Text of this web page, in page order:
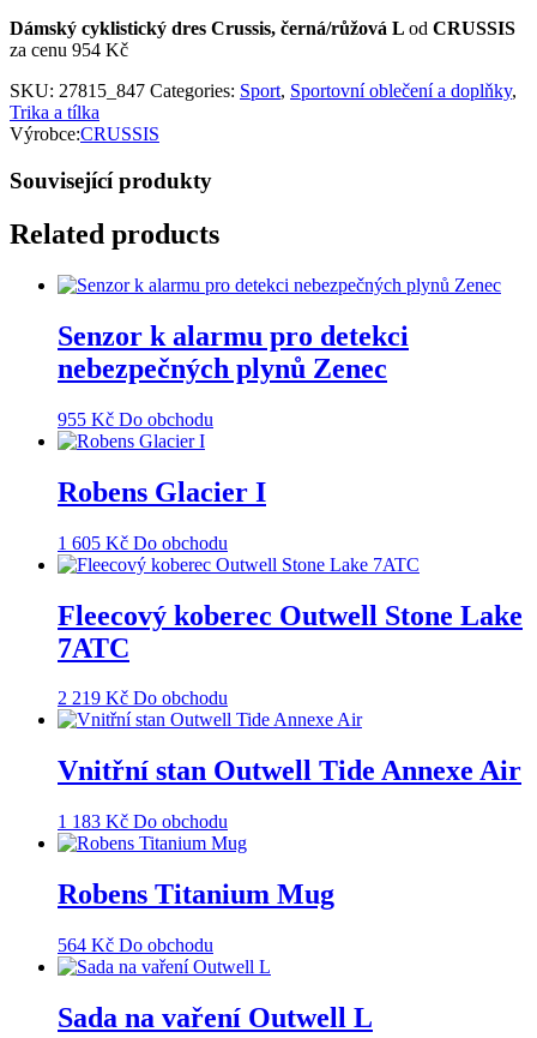
Dámský cyklistický dres Crussis, černá/růžová L od CRUSSIS
za cenu 954 Kč
SKU: 27815_847 Categories: Sport, Sportovní oblečení a doplňky,
Trika a tílka
Výrobce:CRUSSIS
Související produkty
Related products
Senzor k alarmu pro detekci
nebezpečných plynů Zenec
955 Kč Do obchodu
Robens Glacier I
1 605 Kč Do obchodu
Fleecový koberec Outwell Stone Lake
7ATC
2 219 Kč Do obchodu
Vnitřní stan Outwell Tide Annexe Air
1 183 Kč Do obchodu
Robens Titanium Mug
564 Kč Do obchodu
Sada na vaření Outwell L